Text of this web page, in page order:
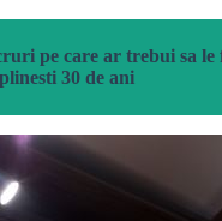
pe care ar trebui sa le
30 de ani